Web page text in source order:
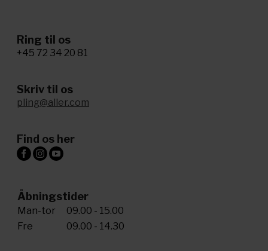
Ring til os
+45 72 34 20 81
Skriv til os
pling@aller.com
Find os her
Åbningstider
Man-tor
09.00 - 15.00
Fre
09.00 - 14.30